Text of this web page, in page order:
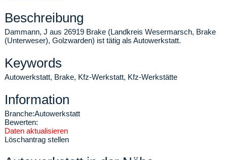
Beschreibung
Dammann, J aus 26919 Brake (Landkreis Wesermarsch, Brake
(Unterweser), Golzwarden) ist tätig als Autowerkstatt.
Keywords
Autowerkstatt, Brake, Kfz-Werkstatt, Kfz-Werkstätte
Information
Branche:Autowerkstatt
Bewerten:
Daten aktualisieren
Löschantrag stellen